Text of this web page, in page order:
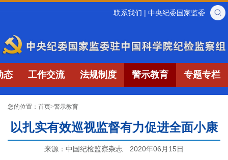
联系我们 | 中央纪委国家监委
态 工作交流 法规制度 警示教育 专题专栏
您的位置： 首页>警示教育
以扎实有效巡视监督有力促进全面小康
来源：中国纪检监察杂志 2020年06月15日